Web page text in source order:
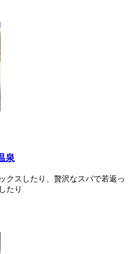
泉
クスしたり、贅沢なスパで若返っ
たり